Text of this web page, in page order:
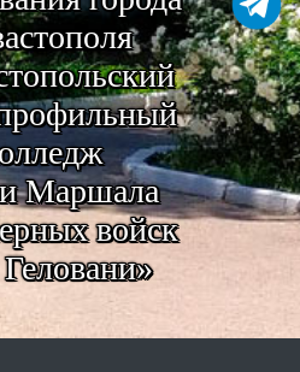
Маршала
войск